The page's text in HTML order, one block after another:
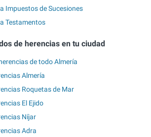
Impuestos de Sucesiones
Testamentos
de herencias en tu ciudad
de todo Almería
Almería
Roquetas de Mar
El Ejido
Níjar
Adra